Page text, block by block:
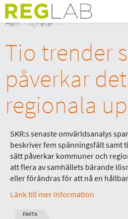
Om Oss
Digitala möten
Medlemmar och
Styrelsen
Kontakt
In English
Hem Nyheter
Tio trender
påverkar det
regionala
SKR:s senaste omvärldsanalys
beskriver fem spänningsfält samt
sätt påverkar kommuner och
att flera av samhällets bärande
eller förändras för att nå en
Länk till mer information
FAKTA